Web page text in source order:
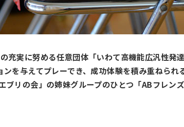
充実に努める任意団体「いわて高機能広汎性発
を与えてプレーでき、成功体験を積み重ねられ
ブリの会」の姉妹グループのひとつ「ABフレン